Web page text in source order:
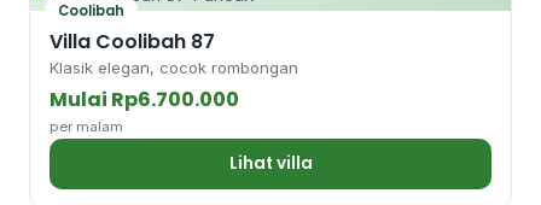
Coolibah
Villa Coolibah 87
Klasik elegan, cocok rombongan
Mulai Rp6.700.000
per malam
Lihat villa